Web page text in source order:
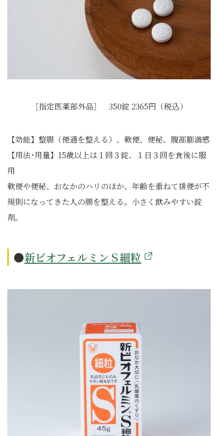
［指定医薬部外品］ 350錠 2365円（税込）
【効能】整腸（便通を整える）、軟便、便秘、腹部膨満感
【用法･用量】15歳以上は１回３錠、１日３回を食後に服
用
軟便や便秘、おなかのハリのほか、年齢を重ねて排便が不
規則になってきた人の腸を整える。小さく飲みやすい錠
剤。
●新ビオフェルミンＳ細粒